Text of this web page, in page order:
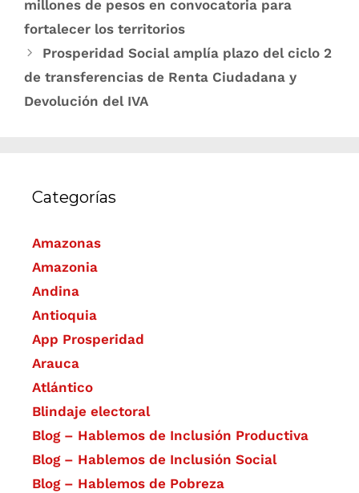
millones de pesos en convocatoria para
fortalecer los territorios
Prosperidad Social amplía plazo del ciclo 2
de transferencias de Renta Ciudadana y
Devolución del IVA
Categorías
Amazonas
Amazonia
Andina
Antioquia
App Prosperidad
Arauca
Atlántico
Blindaje electoral
Blog – Hablemos de Inclusión Productiva
Blog – Hablemos de Inclusión Social
Blog – Hablemos de Pobreza